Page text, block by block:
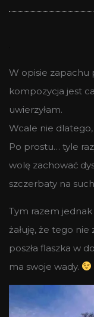
W opisie zapachu
kompozycja jest
uwierzyłam.
Wcale nie
Po prostu… tyle
wolę zachować
szczerbaty na
Tym razem
żałuję, że tego
poszła flaszka w
ma swoje wady.